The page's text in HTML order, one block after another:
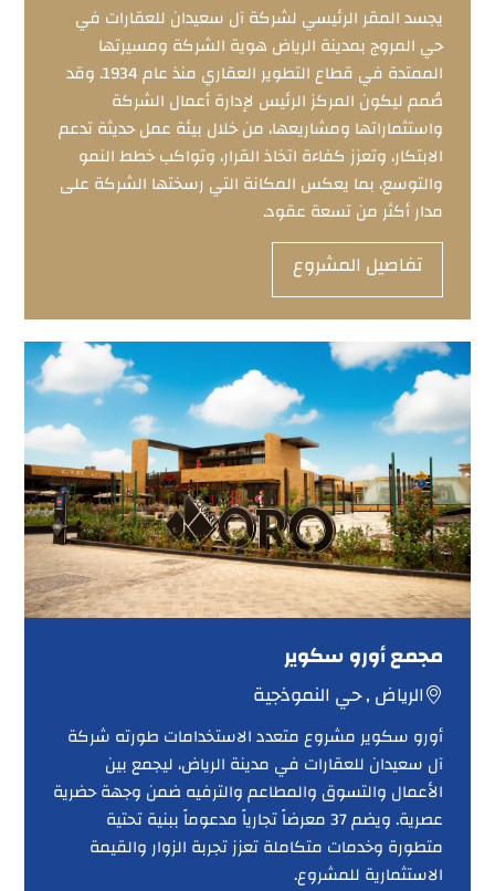
يجسد المقر الرئيسي لشركة آل سعيدان للعقارات في
حي المروج بمدينة الرياض هوية الشركة ومسيرتها
الممتدة في قطاع التطوير العقاري منذ عام 1934. وقد
صُمم ليكون المركز الرئيس لإدارة أعمال الشركة
واستثماراتها ومشاريعها، من خلال بيئة عمل حديثة تدعم
الابتكار، وتعزز كفاءة اتخاذ القرار، وتواكب خطط النمو
والتوسع، بما يعكس المكانة التي رسختها الشركة على
مدار أكثر من تسعة عقود.
تفاصيل المشروع
مجمع أورو سكوير
الرياض , حي النموذجية
أورو سكوير مشروع متعدد الاستخدامات طورته شركة
آل سعيدان للعقارات في مدينة الرياض، ليجمع بين
الأعمال والتسوق والمطاعم والترفيه ضمن وجهة حضرية
عصرية. ويضم 37 معرضاً تجارياً مدعوماً ببنية تحتية
متطورة وخدمات متكاملة تعزز تجربة الزوار والقيمة
الاستثمارية للمشروع.